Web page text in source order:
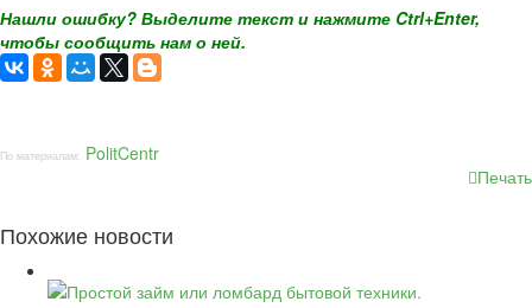
Нашли ошибку? Выделите текст и нажмите Ctrl+Enter,
чтобы сообщить нам о ней.
По материалам: PolitCentr
Печать
Похожие новости